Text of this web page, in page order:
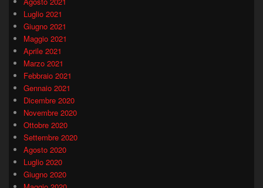
Luglio 2021
Giugno 2021
Maggio 2021
Aprile 2021
Marzo 2021
Febbraio 2021
Gennaio 2021
Dicembre 2020
Novembre 2020
Ottobre 2020
Settembre 2020
Agosto 2020
Luglio 2020
Giugno 2020